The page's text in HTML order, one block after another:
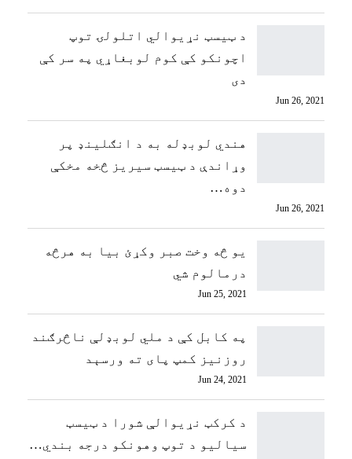
د ټيسټ نړیوالي اتلولۍ توپ
اچونکو کې کوم لوبغاړي په سر کې
دی
Jun 26, 2021
هندي لوبډله به د انګلینډ پر
وړاندې د ټیسټ سیریز څخه مخکې
دوه…
Jun 26, 2021
یو څه وخت صبر وکړئ بیا به هرڅه
درمالوم شي
Jun 25, 2021
په کابل کې د ملي لوبډلې ناڅرګند
روزنیز کمپ پای ته ورسېد
Jun 24, 2021
د کرکټ نړیوالې شورا د ټیسټ
سیالیو د توپ وهونکو درجه بندي…